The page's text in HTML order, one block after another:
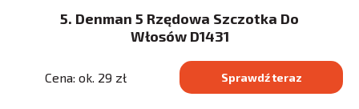
5. Denman 5 Rzędowa Szczotka Do
Włosów D1431
Cena: ok. 29 zł Sprawdź teraz